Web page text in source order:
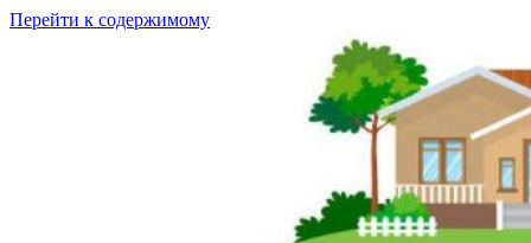
Перейти к содержимому